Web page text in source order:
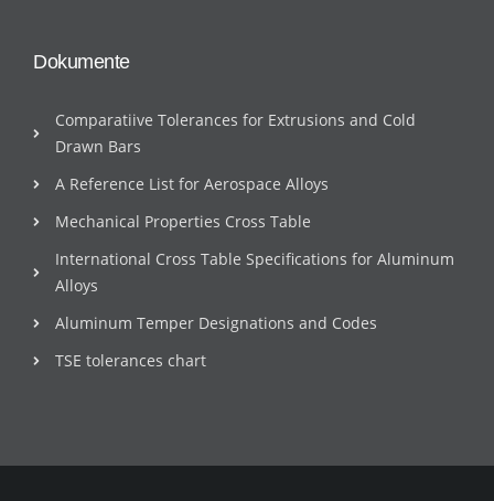
Dokumente
Comparatiive Tolerances for Extrusions and Cold
Drawn Bars
A Reference List for Aerospace Alloys
Mechanical Properties Cross Table
International Cross Table Specifications for Aluminum
Alloys
Aluminum Temper Designations and Codes
TSE tolerances chart